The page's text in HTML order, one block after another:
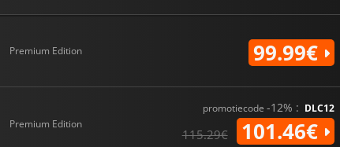
Premium Edition 99.99€
Premium Edition
promotiecode -12% : DLC12
115.29€ 101.46€